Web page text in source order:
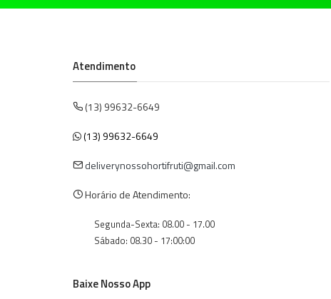
Atendimento
(13) 99632-6649
(13) 99632-6649
deliverynossohortifruti@gmail.com
Horário de Atendimento:
Segunda-Sexta: 08.00 - 17.00
Sábado: 08.30 - 17:00:00
Baixe Nosso App